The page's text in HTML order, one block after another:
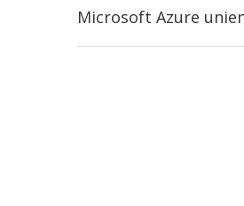
Microsoft Azure